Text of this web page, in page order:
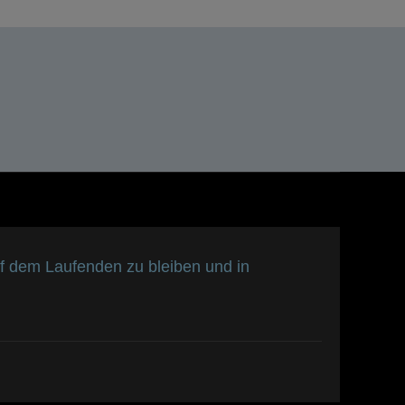
dem Laufenden zu bleiben und in